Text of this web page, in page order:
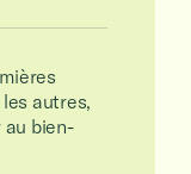
autres,
au bien-